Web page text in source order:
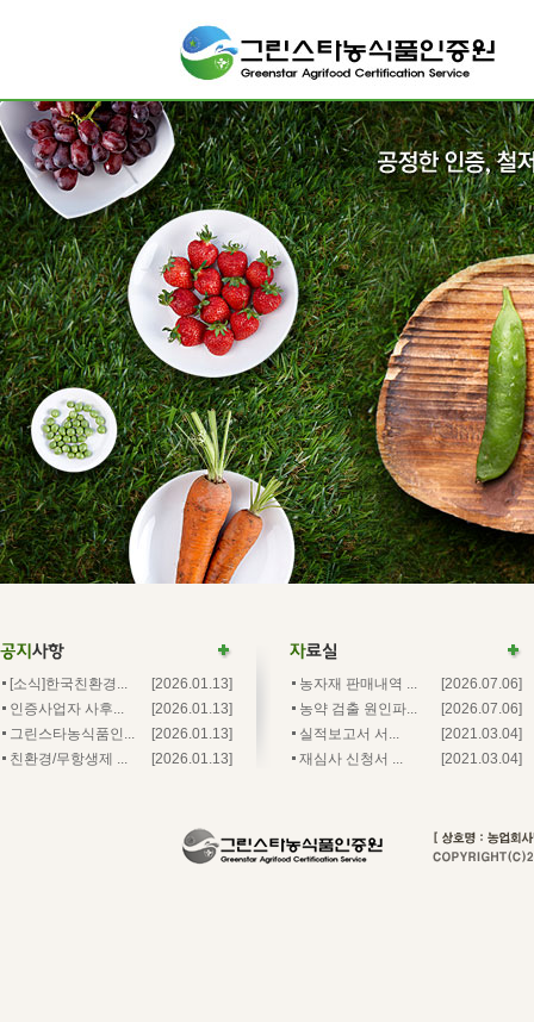
[소식]한국친환경...
[2026.01.13]
인증사업자 사후...
[2026.01.13]
그린스타농식품인...
[2026.01.13]
친환경/무항생제 ...
[2026.01.13]
농자재 판매내역 ...
[2026.07.06]
농약 검출 원인파...
[2026.07.06]
실적보고서 서...
[2021.03.04]
재심사 신청서 ...
[2021.03.04]